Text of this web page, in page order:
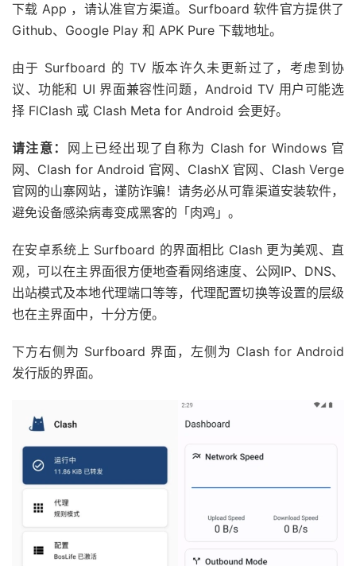
下载 App ，请认准官方渠道。Surfboard 软件官方提供了
Github、Google Play 和 APK Pure 下载地址。
由于 Surfboard 的 TV 版本许久未更新过了，考虑到协
议、功能和 UI 界面兼容性问题，Android TV 用户可能选
择 FlClash 或 Clash Meta for Android 会更好。
请注意：
网上已经出现了自称为 Clash for Windows 官
网、Clash for Android 官网、ClashX 官网、Clash Verge
官网的山寨网站，谨防诈骗！请务必从可靠渠道安装软件，
避免设备感染病毒变成黑客的「肉鸡」。
在安卓系统上 Surfboard 的界面相比 Clash 更为美观、直
观，可以在主界面很方便地查看网络速度、公网IP、DNS、
出站模式及本地代理端口等等，代理配置切换等设置的层级
也在主界面中，十分方便。
下方右侧为 Surfboard 界面，左侧为 Clash for Android
发行版的界面。